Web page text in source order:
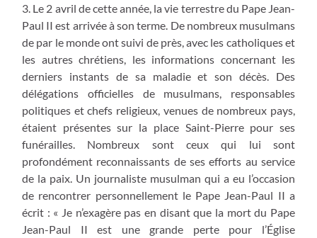
3. Le 2 avril de cette année, la vie terrestre du Pape Jean-
Paul II est arrivée à son terme. De nombreux musulmans
de par le monde ont suivi de près, avec les catholiques et
les autres chrétiens, les informations concernant les
derniers instants de sa maladie et son décès. Des
délégations officielles de musulmans, responsables
politiques et chefs religieux, venues de nombreux pays,
étaient présentes sur la place Saint-Pierre pour ses
funérailles. Nombreux sont ceux qui lui sont
profondément reconnaissants de ses efforts au service
de la paix. Un journaliste musulman qui a eu l’occasion
de rencontrer personnellement le Pape Jean-Paul II a
écrit : « Je n’exagère pas en disant que la mort du Pape
Jean-Paul II est une grande perte pour l’Église